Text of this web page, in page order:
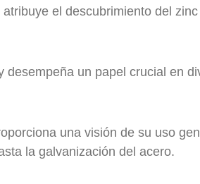
el descubrimiento del
un papel crucial en
una visión de su uso
la galvanización del acero.